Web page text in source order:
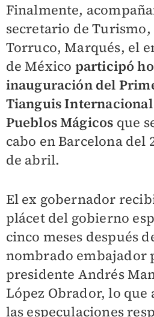
Finalmente,
secretario de
Torruco, Marqués, el
de México participó
inauguración del
Tianguis Internacional
Pueblos Mágicos que
cabo en Barcelona del
de abril.
El ex gobernador
plácet del gobierno
cinco meses después
nombrado embajador
presidente Andrés
López Obrador, lo que
las especulaciones